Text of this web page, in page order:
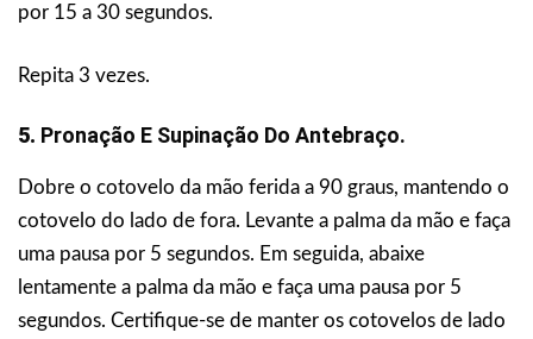
por 15 a 30 segundos.
Repita 3 vezes.
5. Pronação E Supinação Do Antebraço.
Dobre o cotovelo da mão ferida a 90 graus, mantendo o
cotovelo do lado de fora. Levante a palma da mão e faça
uma pausa por 5 segundos. Em seguida, abaixe
lentamente a palma da mão e faça uma pausa por 5
segundos. Certifique-se de manter os cotovelos de lado